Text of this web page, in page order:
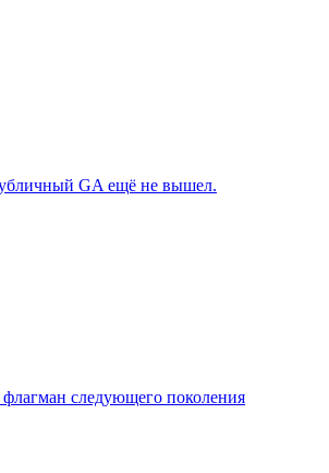
GA ещё не вышел.
следующего поколения